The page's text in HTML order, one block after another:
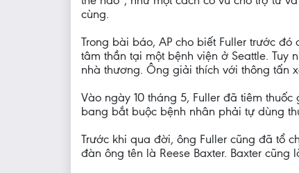
cùng.
Trong bài báo, AP cho biết Fuller trước
tâm thần tại một bệnh viện ở Seattle.
nhà thương. Ông giải thích với thông tấn
Vào ngày 10 tháng 5, Fuller đã tiêm
bang bắt buộc bệnh nhân phải tự dùng
Trước khi qua đời, ông Fuller cũng đã tổ
đàn ông tên là Reese Baxter. Baxter